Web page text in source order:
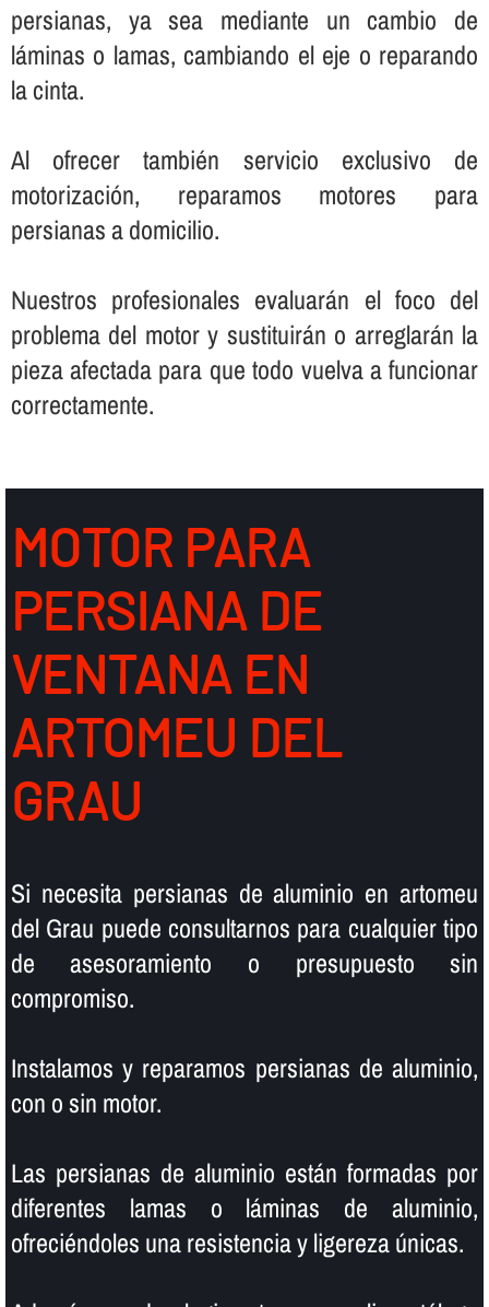
persianas, ya sea mediante un cambio de
láminas o lamas, cambiando el eje o reparando
la cinta.
Al ofrecer también servicio exclusivo de
motorización, reparamos motores para
persianas a domicilio.
Nuestros profesionales evaluarán el foco del
problema del motor y sustituirán o arreglarán la
pieza afectada para que todo vuelva a funcionar
correctamente.
MOTOR PARA
PERSIANA DE
VENTANA EN
ARTOMEU DEL
GRAU
Si necesita persianas de aluminio en artomeu
del Grau puede consultarnos para cualquier tipo
de asesoramiento o presupuesto sin
compromiso.
Instalamos y reparamos persianas de aluminio,
con o sin motor.
Las persianas de aluminio están formadas por
diferentes lamas o láminas de aluminio,
ofreciéndoles una resistencia y ligereza únicas.